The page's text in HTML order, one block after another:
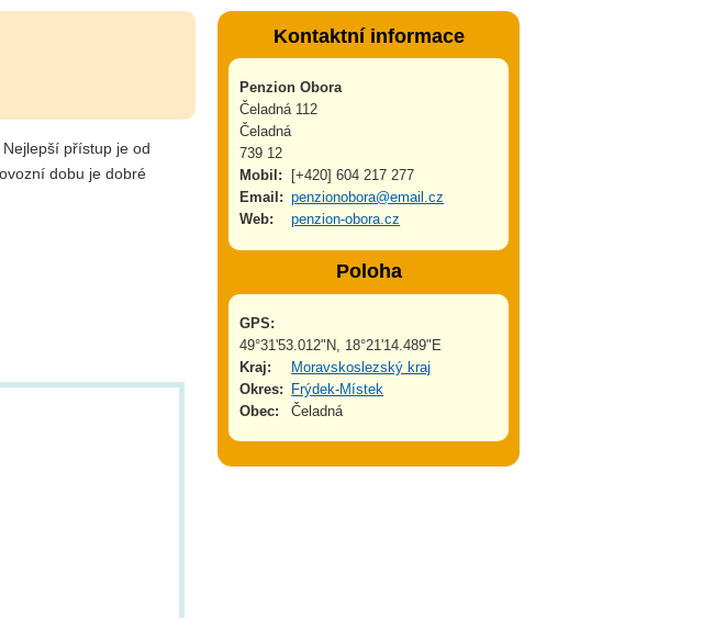
přístup je od
dobu je dobré
Kontaktní informace
Penzion Obora
Čeladná 112
Čeladná
739 12
Mobil:
[+420] 604 217 277
Email: penzionobora@email.cz
Web:
penzion-obora.cz
Poloha
GPS:
49°31'53.012"N, 18°21'14.489"E
Kraj:
Moravskoslezský kraj
Okres:
Frýdek-Místek
Obec:
Čeladná